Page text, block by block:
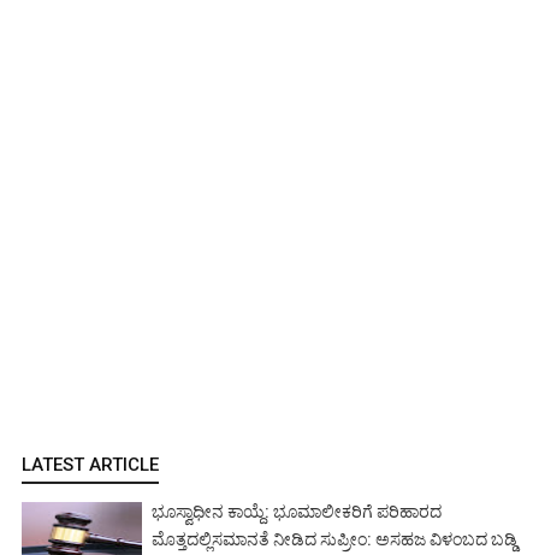
LATEST ARTICLE
ಭೂಸ್ವಾಧೀನ ಕಾಯ್ದೆ: ಭೂಮಾಲೀಕರಿಗೆ ಪರಿಹಾರದ
ಮೊತ್ತದಲ್ಲಿಸಮಾನತೆ ನೀಡಿದ ಸುಪ್ರೀಂ: ಅಸಹಜ ವಿಳಂಬದ ಬಡ್ಡಿ